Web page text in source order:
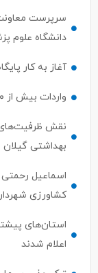
سرپرست
دانشگاه علوم
آغاز به کار
واردات بیش از ۸۴۰ هزار تن نهاده دامی از بنادر كاسپین و انزلی
نقش
بهداشتی گیلان
اسماعیل
کشاورزی
استان‌های
اعلام شدند